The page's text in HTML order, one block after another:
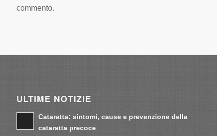
commento.
ULTIME NOTIZIE
Cataratta: sintomi, cause e prevenzione della
cataratta precoce